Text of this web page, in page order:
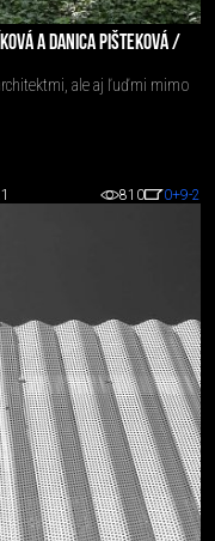
A DANICA PIŠTEKOVÁ /
ale aj ľuďmi mimo
810 0+9-2